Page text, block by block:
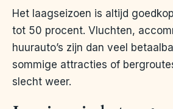
Het laagseizoen is altijd
tot 50 procent. Vluchten,
huurauto’s zijn dan veel
sommige attracties of
slecht weer.